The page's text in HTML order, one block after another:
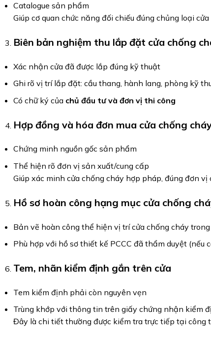
Catalogue sản phẩm
Giúp cơ quan chức năng đối chiếu đúng chủng loại
Biên bản nghiệm thu lắp đặt cửa chống
Xác nhận cửa đã được lắp đúng kỹ thuật
Ghi rõ vị trí lắp đặt: cầu thang, hành lang, phòng kỹ
Có chữ ký của chủ đầu tư và đơn vị thi công
Hợp đồng và hóa đơn mua cửa chống
Chứng minh nguồn gốc sản phẩm
Thể hiện rõ đơn vị sản xuất/cung cấp
Giúp xác minh cửa chống cháy hợp pháp, đúng đơn vị
Hồ sơ hoàn công hạng mục cửa chống
Bản vẽ hoàn công thể hiện vị trí cửa chống cháy
Phù hợp với hồ sơ thiết kế PCCC đã thẩm duyệt (nếu
Tem, nhãn kiểm định gắn trên cửa
Tem kiểm định phải còn nguyên vẹn
Trùng khớp với thông tin trên giấy chứng nhận kiểm
Đây là chi tiết thường được kiểm tra trực tiếp tại công